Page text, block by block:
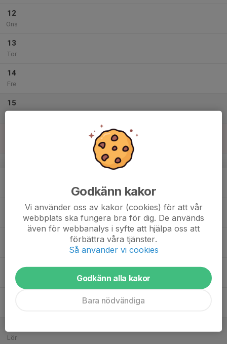
12
Ons
13
Tor
14
Fre
15
v.34
Tor
Lör
Godkänn kakor
Vi använder oss av kakor (cookies) för att vår
webbplats ska fungera bra för dig. De används
även för webbanalys i syfte att hjälpa oss att
förbättra våra tjänster.
Så använder vi cookies
Godkänn alla kakor
Bara nödvändiga